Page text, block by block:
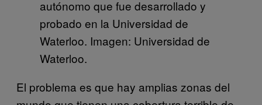
autónomo que fue desarrollado y
probado en la Universidad de
Waterloo. Imagen: Universidad de
Waterloo.
El problema es que hay amplias zonas del